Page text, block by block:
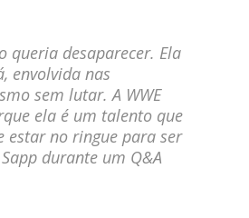
3
queria desaparecer. Ela
envolvida nas
sem lutar. A WWE
ela é um talento que
estar no ringue para ser
durante um Q&A